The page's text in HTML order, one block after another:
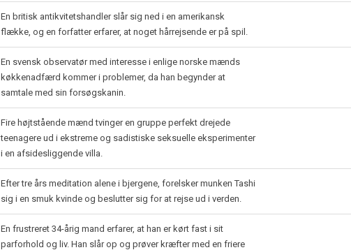
En britisk antikvitetshandler slår sig ned i en amerikansk
flække, og en forfatter erfarer, at noget hårrejsende er på spil.
En svensk observatør med interesse i enlige norske mænds
køkkenadfærd kommer i problemer, da han begynder at
samtale med sin forsøgskanin.
Fire højtstående mænd tvinger en gruppe perfekt drejede
teenagere ud i ekstreme og sadistiske seksuelle eksperimenter
i en afsidesliggende villa.
Efter tre års meditation alene i bjergene, forelsker munken Tashi
sig i en smuk kvinde og beslutter sig for at rejse ud i verden.
En frustreret 34-årig mand erfarer, at han er kørt fast i sit
parforhold og liv. Han slår op og prøver kræfter med en friere